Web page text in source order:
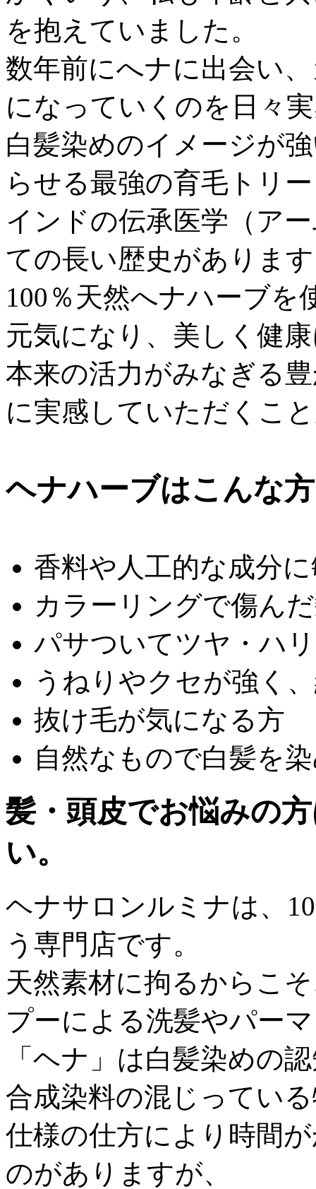
を抱えていました。
数年前にへナに出会い
になっていくのを日々
白髪染めのイメージが
らせる最強の育毛トリ
インドの伝承医学（ア
ての長い歴史がありま
100％天然へナハーブを
元気になり、美しく健
本来の活力がみなぎる
に実感していただくこ
ヘナハーブはこんな
香料や人工的な成分
カラーリングで傷ん
パサついてツヤ・ハ
うねりやクセが強く、
抜け毛が気になる方
自然なもので白髪を
髪・頭皮でお悩みの
い。
ヘナサロンルミナは、
う専門店です。
天然素材に拘るからこ
プーによる洗髪やパー
「ヘナ」は白髪染めの
合成染料の混じってい
仕様の仕方により時間
のがありますが、